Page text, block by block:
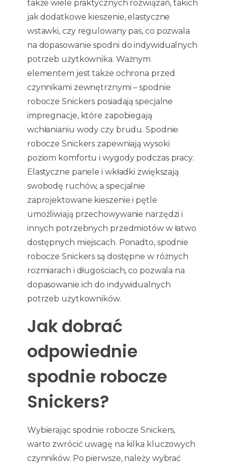
także wiele praktycznych rozwiązań, takich
jak dodatkowe kieszenie, elastyczne
wstawki, czy regulowany pas, co pozwala
na dopasowanie spodni do indywidualnych
potrzeb użytkownika. Ważnym
elementem jest także ochrona przed
czynnikami zewnętrznymi – spodnie
robocze Snickers posiadają specjalne
impregnacje, które zapobiegają
wchłanianiu wody czy brudu. Spodnie
robocze Snickers zapewniają wysoki
poziom komfortu i wygody podczas pracy.
Elastyczne panele i wkładki zwiększają
swobodę ruchów, a specjalnie
zaprojektowane kieszenie i pętle
umożliwiają przechowywanie narzędzi i
innych potrzebnych przedmiotów w łatwo
dostępnych miejscach. Ponadto, spodnie
robocze Snickers są dostępne w różnych
rozmiarach i długościach, co pozwala na
dopasowanie ich do indywidualnych
potrzeb użytkowników.
Jak dobrać
odpowiednie
spodnie robocze
Snickers?
Wybierając spodnie robocze Snickers,
warto zwrócić uwagę na kilka kluczowych
czynników. Po pierwsze, należy wybrać